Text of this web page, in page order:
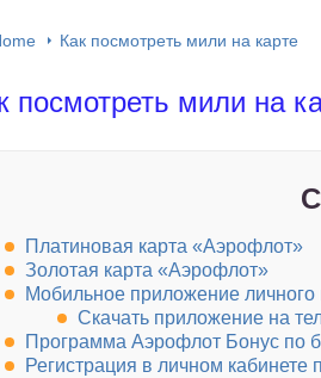
Как посмотреть мили на карте
посмотреть мили на
Платиновая карта «Аэрофлот»
Золотая карта «Аэрофлот»
Мобильное приложение
Скачать приложение на
Программа Аэрофлот Бонус по
Регистрация в личном